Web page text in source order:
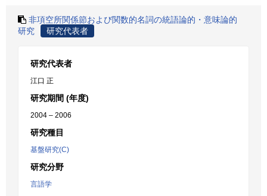
非項空所関係節および関数的名詞の統語論的・意味論的
研究
研究代表者
研究代表者
江口 正
研究期間 (年度)
2004 – 2006
研究種目
基盤研究(C)
研究分野
言語学